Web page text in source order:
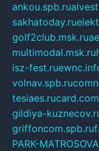
ankou.spb.ru
sakhatoday.ru
golf2club.msk.ru
multimodal.msk.ru
isz-fest.ru
volnav.spb.ru
tesiaes.ru
gildiya-
griffoncom.spb.ru
PARK-